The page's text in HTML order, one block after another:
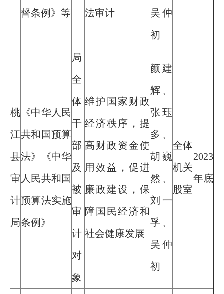
督条例》等
法审计
吴仲
初
桃
江
县
审
计
局
《中华人民
共和国预算
法》《中华
人民共和国
预算法实施
条例》
局
全
体
干
部
及
被
审
计
对
象
维护国家财政
经济秩序，提
高财政资金使
用效益，促进
廉政建设，保
障国民经济和
社会健康发展
颜建
辉、
张珏
多、
胡巍
然、
刘一
孚、
吴仲
初
全体
机关
股室
2023
年底